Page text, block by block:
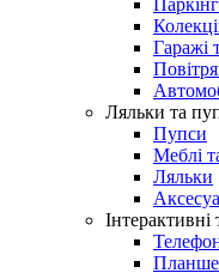
Гаражі
Ляльки та
Пупси
Меблі
Ляльки
Інтерактивні